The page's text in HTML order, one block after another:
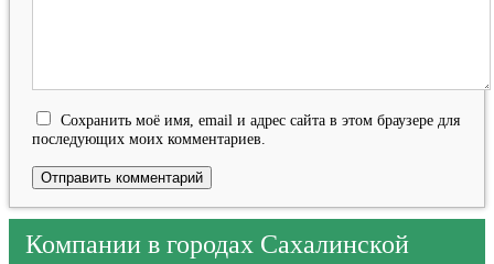
Сохранить моё имя, email и адрес сайта в этом браузере для
последующих моих комментариев.
Компании в городах Сахалинской